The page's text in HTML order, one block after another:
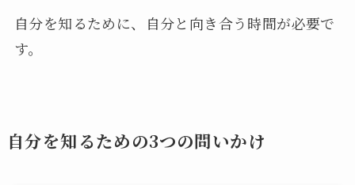
自分を知るために、自分と向き合う時間が必要で
す。
自分を知るための3つの問いかけ